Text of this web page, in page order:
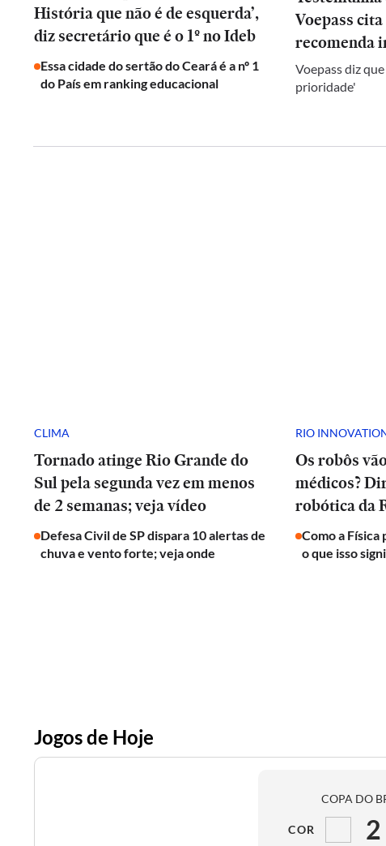
História que não é de esquerda’,
diz secretário que é o 1º no Ideb
Essa cidade do sertão do Ceará é a nº 1
do País em ranking educacional
Voepass
recomenda
Voepass diz
prioridade'
CLIMA
Tornado atinge Rio Grande do
Sul pela segunda vez em menos
de 2 semanas; veja vídeo
Defesa Civil de SP dispara 10 alertas de
chuva e vento forte; veja onde
RIO
Os robôs
médicos?
robótica da
Como a
o que isso
Jogos de Hoje
COPA DO
COR 2